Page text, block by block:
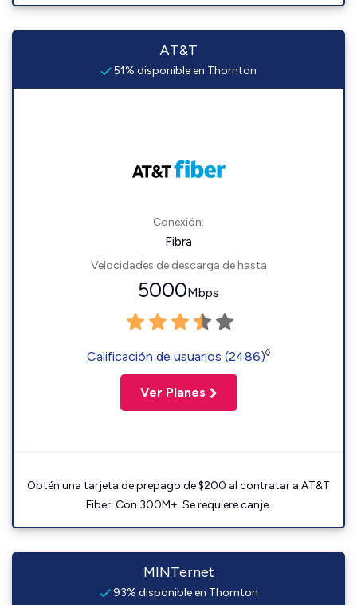
AT&T
51% disponible en Thornton
Conexión:
Fibra
Velocidades de descarga de hasta
5000Mbps
Calificación de usuarios (2486)◊
Ver Planes
Obtén una tarjeta de prepago de $200 al contratar a AT&T
Fiber. Con 300M+. Se requiere canje.
MINTernet
93% disponible en Thornton